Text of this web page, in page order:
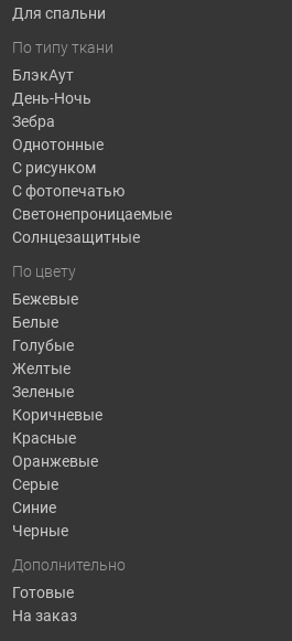
Для спальни
По типу ткани
БлэкАут
День-Ночь
Зебра
Однотонные
С рисунком
С фотопечатью
Светонепроницаемые
Солнцезащитные
По цвету
Бежевые
Белые
Голубые
Желтые
Зеленые
Коричневые
Красные
Оранжевые
Серые
Синие
Черные
Дополнительно
Готовые
На заказ